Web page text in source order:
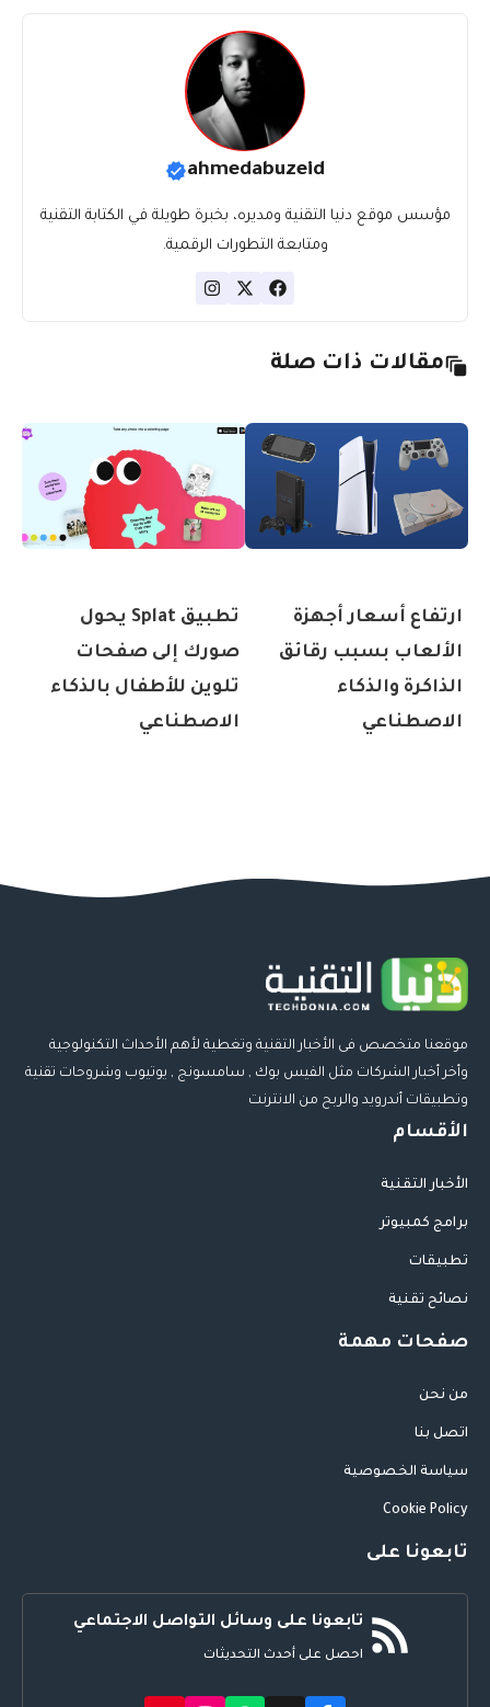
ahmedabuzeid
مؤسس موقع دنيا التقنية ومديره، بخبرة طويلة في الكتابة التقنية
ومتابعة التطورات الرقمية.
مقالات ذات صلة
ارتفاع أسعار أجهزة
الألعاب بسبب رقائق
الذاكرة والذكاء
الاصطناعي
تطبيق Splat يحول
صورك إلى صفحات
تلوين للأطفال بالذكاء
الاصطناعي
موقعنا متخصص فى الأخبار التقنية وتغطية لأهم الأحداث التكنولوجية
وأخر أخبار الشركات مثل الفيس بوك , سامسونج , يوتيوب وشروحات تقنية
وتطبيقات أندرويد والربح من الانترنت
الأقسام
الأخبار التقنية
برامج كمبيوتر
تطبيقات
نصائح تقنية
صفحات مهمة
من نحن
اتصل بنا
سياسة الخصوصية
Cookie Policy
تابعونا على
تابعونا على وسائل التواصل الاجتماعي
احصل على أحدث التحديثات